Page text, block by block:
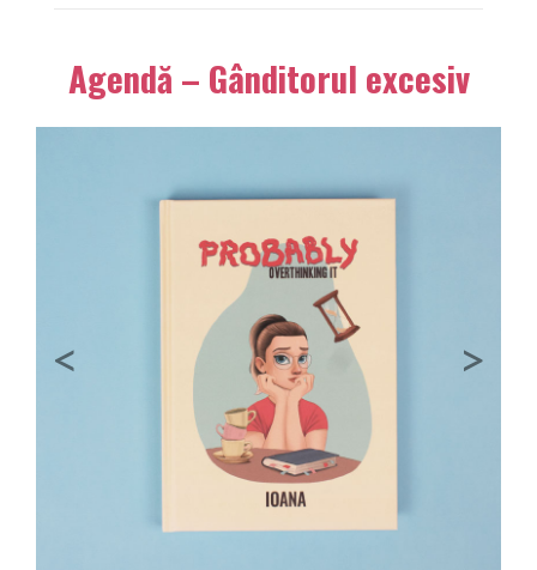
Agendă – Gânditorul excesiv
Previous Next